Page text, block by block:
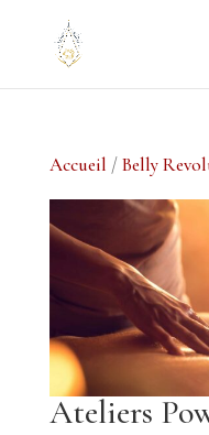
Accueil /Belly
Ateliers